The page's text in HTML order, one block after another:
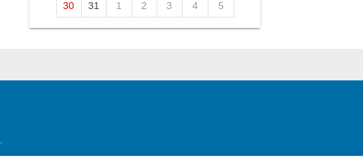
30
31 1 2 3 4 5